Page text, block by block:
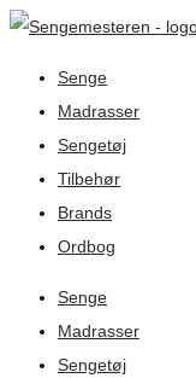
Senge
Madrasser
Sengetøj
Tilbehør
Brands
Ordbog
Senge
Madrasser
Sengetøj